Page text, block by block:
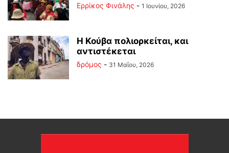
Ερρίκος Φινάλης - 1 Ιουνίου, 2026
Η Κούβα πολιορκείται, και
αντιστέκεται
δρόμος - 31 Μαΐου, 2026